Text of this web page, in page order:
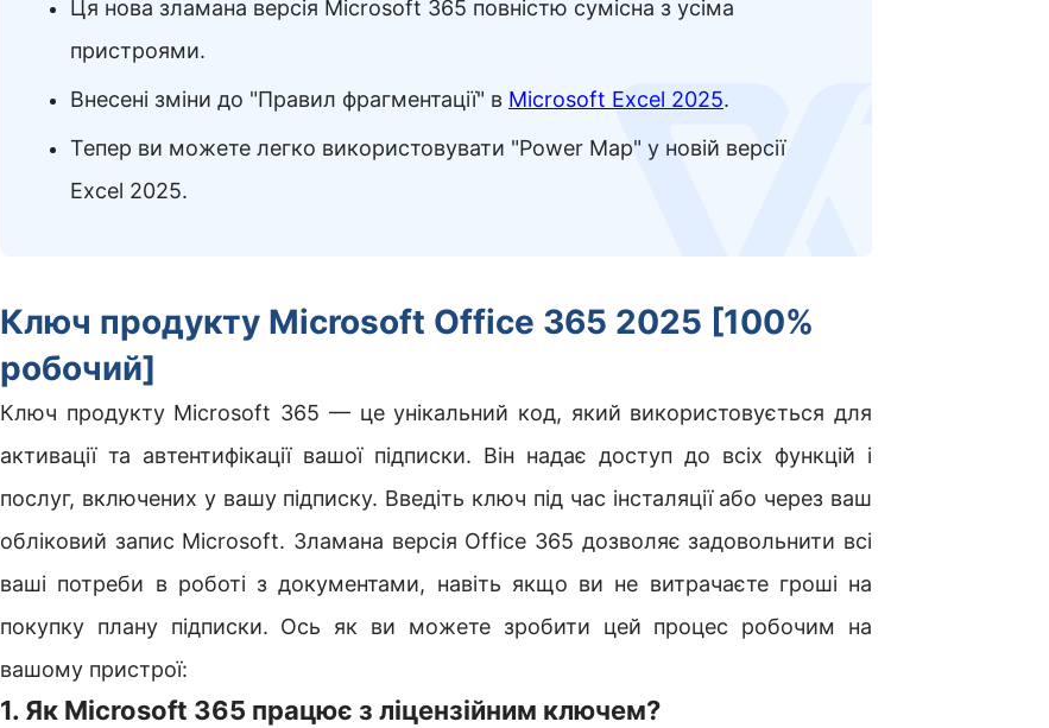
Ця нова зламана версія Microsoft 365 повністю сумісна з усіма
пристроями.
Внесені зміни до "Правил фрагментації" в Microsoft Excel 2025.
Тепер ви можете легко використовувати "Power Map" у новій версії
Excel 2025.
логотип
Ключ продукту Microsoft Office 365 2025 [100%
робочий]
Ключ продукту Microsoft 365 — це унікальний код, який використовується для
активації та автентифікації вашої підписки. Він надає доступ до всіх функцій і
послуг, включених у вашу підписку. Введіть ключ під час інсталяції або через ваш
обліковий запис Microsoft. Зламана версія Office 365 дозволяє задовольнити всі
ваші потреби в роботі з документами, навіть якщо ви не витрачаєте гроші на
покупку плану підписки. Ось як ви можете зробити цей процес робочим на
вашому пристрої:
1. Як Microsoft 365 працює з ліцензійним ключем?